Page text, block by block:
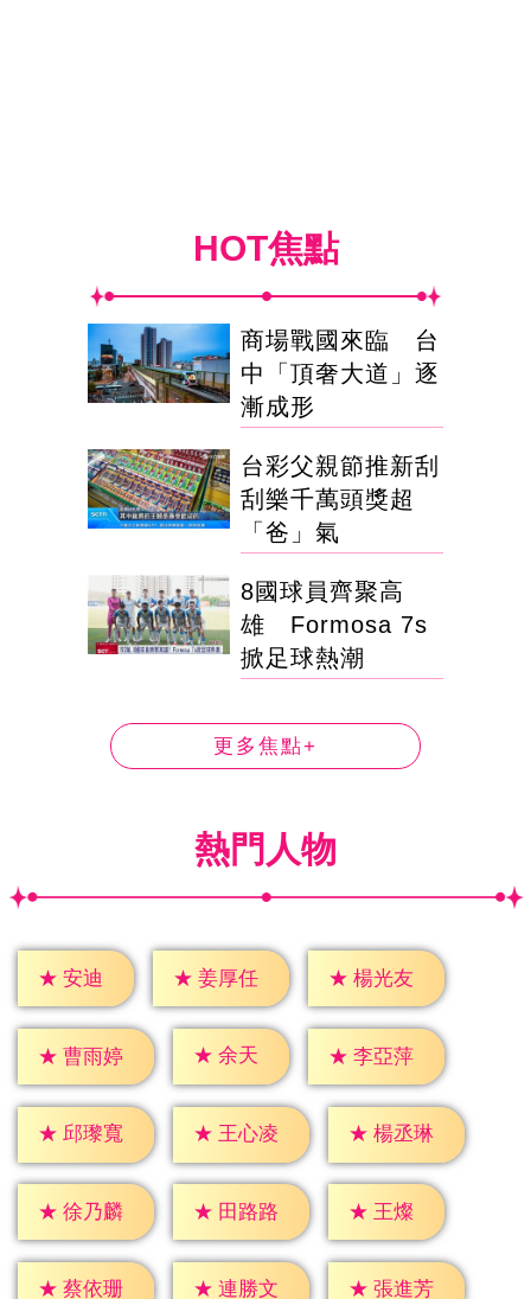
HOT焦點
商場戰國來臨 台
中「頂奢大道」逐
漸成形
台彩父親節推新刮
刮樂千萬頭獎超
「爸」氣
8國球員齊聚高
雄 Formosa 7s
掀足球熱潮
更多焦點+
熱門人物
★ 安迪 ★ 姜厚任 ★ 楊光友
★ 曹雨婷 ★ 余天 ★ 李亞萍
★ 邱瓈寬 ★ 王心凌 ★ 楊丞琳
★ 徐乃麟 ★ 田路路 ★ 王燦
★ 蔡依珊 ★ 連勝文 ★ 張進芳